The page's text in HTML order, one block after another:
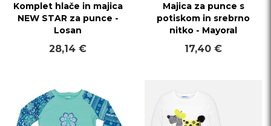
Komplet hlače in majica
NEW STAR za punce -
Losan
28,14 €
Majica za punce s
potiskom in srebrno
nitko - Mayoral
17,40 €